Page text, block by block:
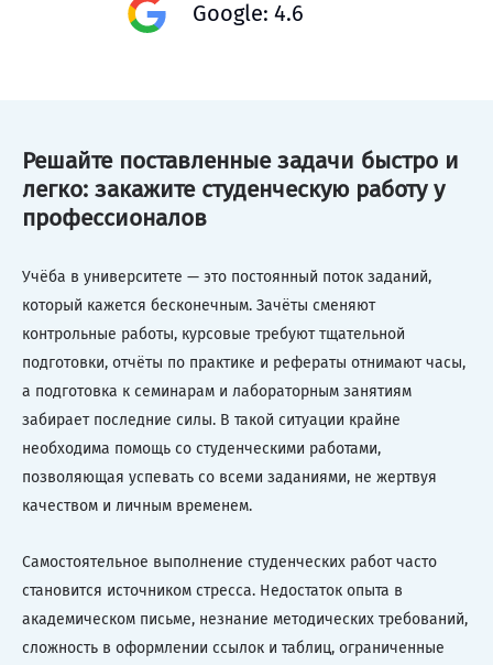
Google: 4.6
Решайте поставленные задачи быстро и
легко: закажите студенческую работу у
профессионалов
Учёба в университете — это постоянный поток заданий,
который кажется бесконечным. Зачёты сменяют
контрольные работы, курсовые требуют тщательной
подготовки, отчёты по практике и рефераты отнимают часы,
а подготовка к семинарам и лабораторным занятиям
забирает последние силы. В такой ситуации крайне
необходима помощь со студенческими работами,
позволяющая успевать со всеми заданиями, не жертвуя
качеством и личным временем.
Самостоятельное выполнение студенческих работ часто
становится источником стресса. Недостаток опыта в
академическом письме, незнание методических требований,
сложность в оформлении ссылок и таблиц, ограниченные